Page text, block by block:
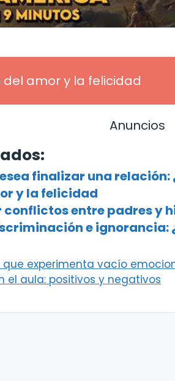
del amor y la felicidad
Anuncios
finalizar una relación:
y la felicidad
conflictos entre padres y
e ignorancia:
experimenta vacío
el aula: positivos y negativos